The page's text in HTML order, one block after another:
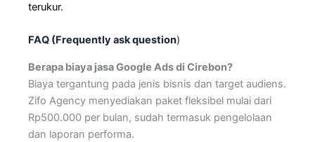
terukur.
FAQ (Frequentlyaskquestion)
Berapa biaya jasa Google Ads di Cirebon?
Biaya tergantung pada jenis bisnis dan target audiens.
Zifo Agency menyediakan paket fleksibel mulai dari
Rp500.000 per bulan, sudah termasuk pengelolaan
dan laporan performa.